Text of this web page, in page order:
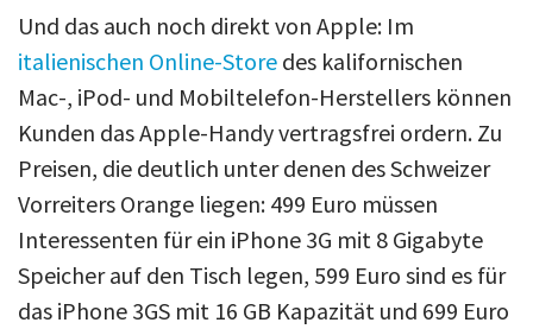
Und das auch noch direkt von Apple: Im
italienischen Online-Store des kalifornischen
Mac-, iPod- und Mobiltelefon-Herstellers können
Kunden das Apple-Handy vertragsfrei ordern. Zu
Preisen, die deutlich unter denen des Schweizer
Vorreiters Orange liegen: 499 Euro müssen
Interessenten für ein iPhone 3G mit 8 Gigabyte
Speicher auf den Tisch legen, 599 Euro sind es für
das iPhone 3GS mit 16 GB Kapazität und 699 Euro